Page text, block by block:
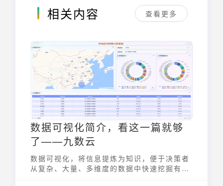
相关内容 查看更多
数据可视化简介，看这一篇就够
了——九数云
数据可视化，将信息提炼为知识，便于决策者
从复杂、大量、多维度的数据中快速挖掘有效